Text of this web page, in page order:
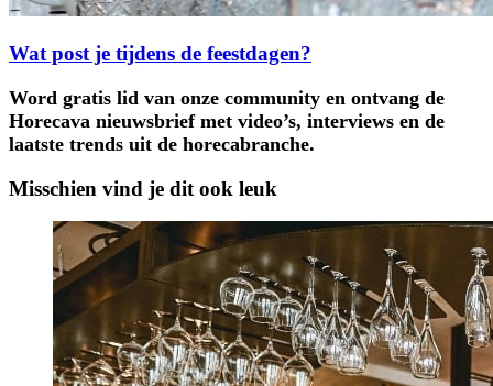
Wat post je tijdens de feestdagen?
Word gratis lid van onze community en ontvang de
Horecava nieuwsbrief met video’s, interviews en de
laatste trends uit de horecabranche.
Misschien vind je dit ook leuk